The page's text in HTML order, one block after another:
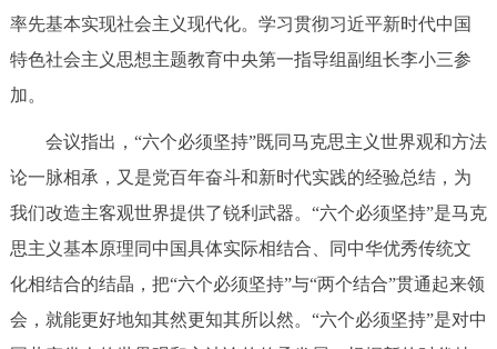
政民互动
参与调查 在线访谈 图说互动
北京概况 十六区概览 人文北京
绿色北京 图说北京 视频北京
率先基本实现社会主义现代化。学习贯彻习近平新时代中国
特色社会主义思想主题教育中央第一指导组副组长李小三参
加。
会议指出，“六个必须坚持”既同马克思主义世界观和方法
论一脉相承，又是党百年奋斗和新时代实践的经验总结，为
我们改造主客观世界提供了锐利武器。“六个必须坚持”是马克
思主义基本原理同中国具体实际相结合、同中华优秀传统文
化相结合的结晶，把“六个必须坚持”与“两个结合”贯通起来领
会，就能更好地知其然更知其所以然。“六个必须坚持”是对中